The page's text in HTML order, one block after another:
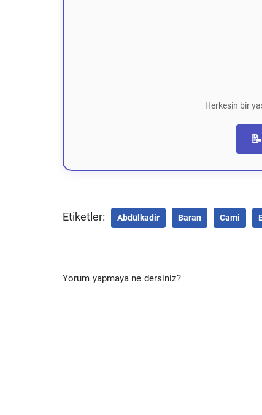
Herkesin bir
Etiketler: Abdülkadir Baran Cami
Yorum yapmaya ne dersiniz?